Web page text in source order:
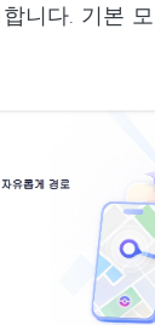
니다. 기본 모